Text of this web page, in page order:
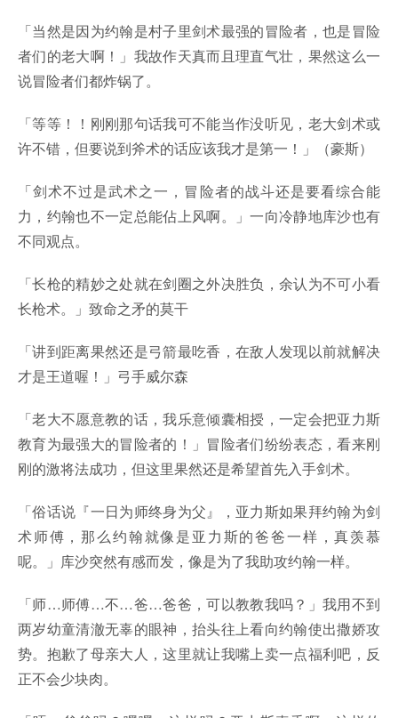
「当然是因为约翰是村子里剑术最强的冒险者，也是冒险
者们的老大啊！」我故作天真而且理直气壮，果然这么一
说冒险者们都炸锅了。
「等等！！刚刚那句话我可不能当作没听见，老大剑术或
许不错，但要说到斧术的话应该我才是第一！」（豪斯）
「剑术不过是武术之一，冒险者的战斗还是要看综合能
力，约翰也不一定总能佔上风啊。」一向冷静地库沙也有
不同观点。
「长枪的精妙之处就在剑圈之外决胜负，余认为不可小看
长枪术。」致命之矛的莫干
「讲到距离果然还是弓箭最吃香，在敌人发现以前就解决
才是王道喔！」弓手威尔森
「老大不愿意教的话，我乐意倾囊相授，一定会把亚力斯
教育为最强大的冒险者的！」冒险者们纷纷表态，看来刚
刚的激将法成功，但这里果然还是希望首先入手剑术。
「俗话说『一日为师终身为父』，亚力斯如果拜约翰为剑
术师傅，那么约翰就像是亚力斯的爸爸一样，真羡慕
呢。」库沙突然有感而发，像是为了我助攻约翰一样。
「师…师傅…不…爸…爸爸，可以教教我吗？」我用不到
两岁幼童清澈无辜的眼神，抬头往上看向约翰使出撒娇攻
势。抱歉了母亲大人，这里就让我嘴上卖一点福利吧，反
正不会少块肉。